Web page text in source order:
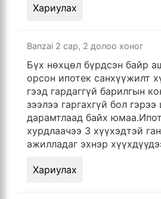
Хариулах
Banzai 2 сар, 2 долоо хоног
Бүх нөхцөл бүрдсэн байр
орсон ипотек санхүүжилт
гээд гардаггүй барилгын
зээлээ гаргахгүй бол
дарамтлаад байх
хурдлаачээ 3 хүүхэдтэй
ажилладаг эхнэр
Хариулах